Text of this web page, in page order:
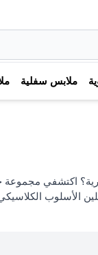
ملابس سفلية
الأسلوب